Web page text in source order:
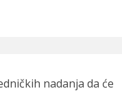
nadanja da će